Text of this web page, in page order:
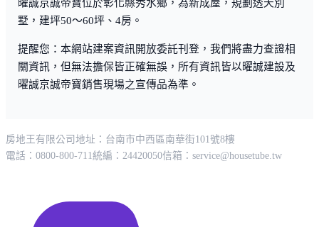
曜誠京誠帝寶位於彰化縣秀水鄉，為新成屋，規劃透天別
墅，建坪50～60坪、4房。
提醒您：本網站建案資訊開放委託刊登，我們將盡力查證相
關資訊，但無法擔保皆正確無誤，所有資訊皆以曜誠建設及
曜誠京誠帝寶銷售現場之宣傳品為準。
房地王有限公司 地址：台南市中西區南華街101號8樓
電話：0800-800-711統編：24420050信箱： service@housetube.tw